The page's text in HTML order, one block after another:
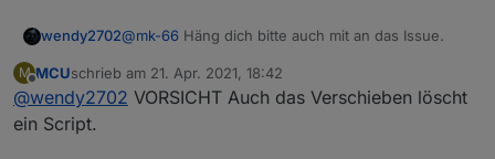
wendy2702@mk-66 Häng dich bitte auch mit an das Issue.
M
Offline
MCUschrieb am 21. Apr. 2021, 18:42
zuletzt editiert von
@wendy2702 VORSICHT Auch das Verschieben löscht
ein Script.